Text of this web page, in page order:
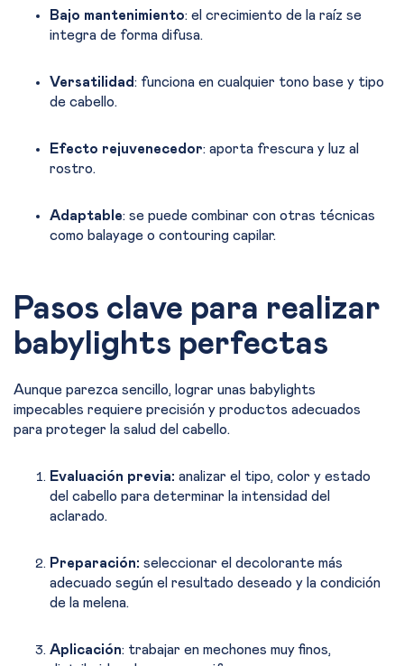
Bajo mantenimiento: el crecimiento de la raíz se
integra de forma difusa.
Versatilidad: funciona en cualquier tono base y tipo
de cabello.
Efecto rejuvenecedor: aporta frescura y luz al
rostro.
Adaptable: se puede combinar con otras técnicas
como balayage o contouring capilar.
Pasos clave para realizar
babylights perfectas
Aunque parezca sencillo, lograr unas babylights
impecables requiere precisión y productos adecuados
para proteger la salud del cabello.
Evaluación previa: analizar el tipo, color y estado
del cabello para determinar la intensidad del
aclarado.
Preparación: seleccionar el decolorante más
adecuado según el resultado deseado y la condición
de la melena.
Aplicación: trabajar en mechones muy finos,